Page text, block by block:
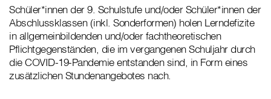
Schüler*innen der 9. Schulstufe und/oder Schüler*innen der
Abschlussklassen (inkl. Sonderformen) holen Lerndefizite
in allgemeinbildenden und/oder fachtheoretischen
Pflichtgegenständen, die im vergangenen Schuljahr durch
die COVID-19-Pandemie entstanden sind, in Form eines
zusätzlichen Stundenangebotes nach.